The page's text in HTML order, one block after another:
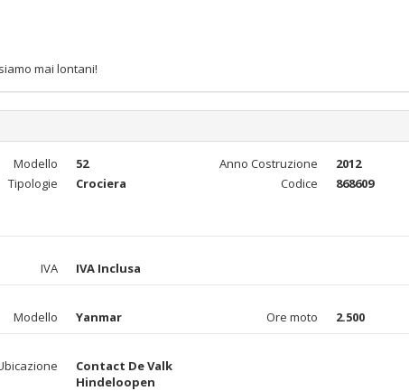
mai lontani!
Modello 52 Anno Costruzione
2012
Tipologie Crociera Codice
868609
IVA IVA Inclusa
Modello Yanmar Ore moto 2.500
Contact De Valk
Hindeloopen